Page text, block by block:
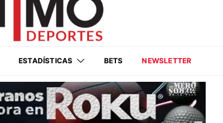
ESTADÍSTICAS BETS NEWSLETTER